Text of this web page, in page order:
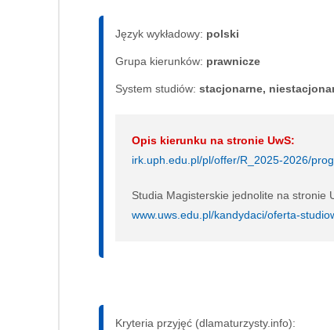
Język wykładowy: polski
Grupa kierunków: prawnicze
System studiów: sta­cjo­nar­ne,
Opis kierunku na stronie UwS:
irk.uph.edu.pl/pl/offer/R_2025-2026/
Studia Magisterskie jednolite na stronie
www.uws.edu.pl/kandydaci/oferta-
Kryteria przyjęć (dlamaturzysty.info):